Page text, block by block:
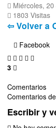
Miércoles,
1803 Visitas
⇦ Volver a
Facebook
3
Comentarios
Comentarios
Escribir y